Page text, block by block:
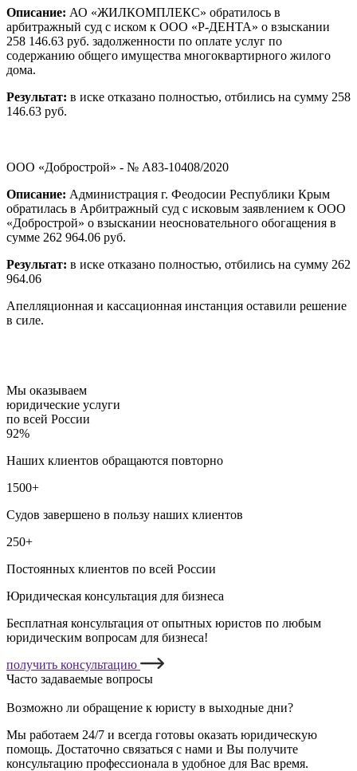
Описание: АО «ЖИЛКОМПЛЕКС» обратилось в
арбитражный суд с иском к ООО «Р-ДЕНТА» о взыскании
258 146.63 руб. задолженности по оплате услуг по
содержанию общего имущества многоквартирного жилого
дома.
Результат: в иске отказано полностью, отбились на сумму 258
146.63 руб.
ООО «Добрострой» - № А83-10408/2020
Описание: Администрация г. Феодосии Республики Крым
обратилась в Арбитражный суд с исковым заявлением к ООО
«Добрострой» о взыскании неосновательного обогащения в
сумме 262 964.06 руб.
Результат: в иске отказано полностью, отбились на сумму 262
964.06
Апелляционная и кассационная инстанция оставили решение
в силе.
Мы оказываем
юридические услуги
по всей России
92%
Наших клиентов обращаются повторно
1500+
Судов завершено в пользу наших клиентов
250+
Постоянных клиентов по всей России
Юридическая консультация для бизнеса
Бесплатная консультация от опытных юристов по любым
юридическим вопросам для бизнеса!
получить консультацию
Часто задаваемые вопросы
Возможно ли обращение к юристу в выходные дни?
Мы работаем 24/7 и всегда готовы оказать юридическую
помощь. Достаточно связаться с нами и Вы получите
консультацию профессионала в удобное для Вас время.